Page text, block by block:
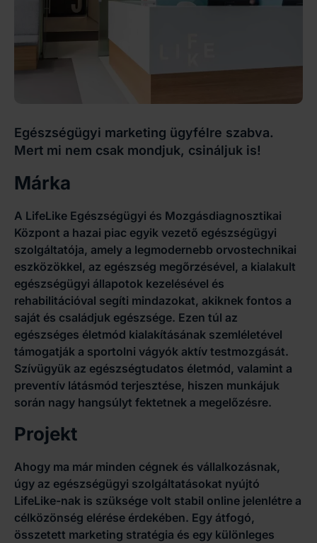
Egészségügyi marketing ügyfélre szabva.
Mert mi nem csak mondjuk, csináljuk is!
Márka
A LifeLike Egészségügyi és Mozgásdiagnosztikai
Központ a hazai piac egyik vezető egészségügyi
szolgáltatója, amely a legmodernebb orvostechnikai
eszközökkel, az egészség megőrzésével, a kialakult
egészségügyi állapotok kezelésével és
rehabilitációval segíti mindazokat, akiknek fontos a
saját és családjuk egészsége. Ezen túl az
egészséges életmód kialakításának szemléletével
támogatják a sportolni vágyók aktív testmozgását.
Szívügyük az egészségtudatos életmód, valamint a
preventív látásmód terjesztése, hiszen munkájuk
során nagy hangsúlyt fektetnek a megelőzésre.
Projekt
Ahogy ma már minden cégnek és vállalkozásnak,
úgy az egészségügyi szolgáltatásokat nyújtó
LifeLike-nak is szüksége volt stabil online jelenlétre a
célközönség elérése érdekében. Egy átfogó,
összetett marketing stratégia és egy különleges